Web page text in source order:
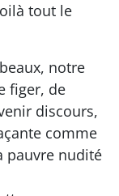
tout le
notre
figer, de
discours,
comme
pauvre nudité